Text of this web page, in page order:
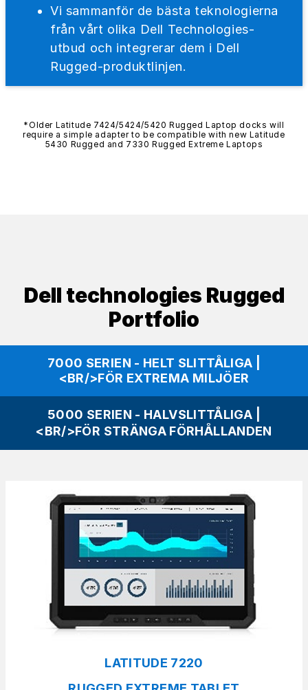
Vi sammanför de bästa teknologierna
från vårt olika Dell Technologies-
utbud och integrerar dem i Dell
Rugged-produktlinjen.
*Older Latitude 7424/5424/5420 Rugged Laptop docks will
require a simple adapter to be compatible with new Latitude
5430 Rugged and 7330 Rugged Extreme Laptops
Dell technologies Rugged
Portfolio
7000 SERIEN - HELT SLITTÅLIGA |
<BR/>FÖR EXTREMA MILJÖER
5000 SERIEN - HALVSLITTÅLIGA |
<BR/>FÖR STRÄNGA FÖRHÅLLANDEN
LATITUDE 7220